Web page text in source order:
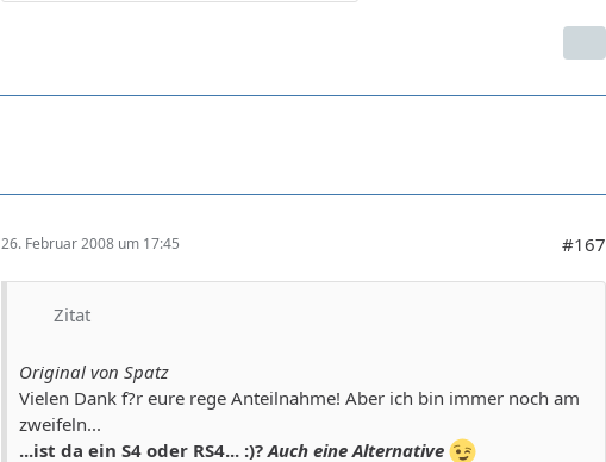
26. Februar 2008 um 17:45 #167
Zitat
Original von Spatz
Vielen Dank f?r eure rege Anteilnahme! Aber ich bin immer noch am
zweifeln...
...ist da ein S4 oder RS4... :)? Auch eine Alternative